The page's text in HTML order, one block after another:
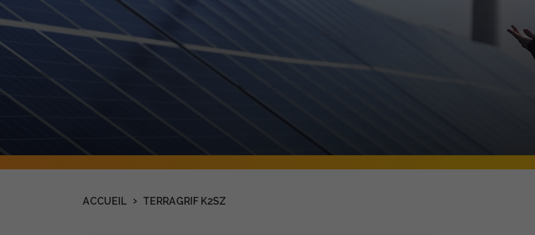
ACCUEIL › TERRAGRIF K2SZ